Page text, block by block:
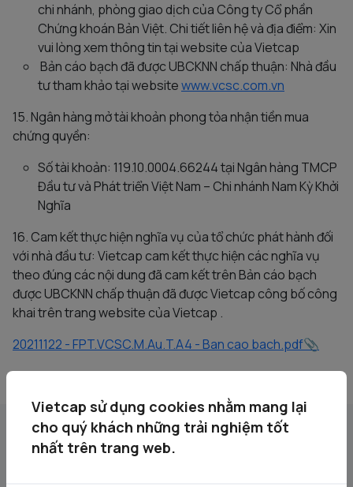
chi nhánh, phòng giao dịch của Công ty Cổ phần
Chứng khoán Bản Việt. Chi tiết liên hệ và địa điểm: Xin
vui lòng xem thông tin tại website của Vietcap
Bản cáo bạch đã được UBCKNN chấp thuận: Nhà đầu
tư tham khảo tại websitewww.vcsc.com.vn
15. Ngân hàng mở tài khoản phong tỏa nhận tiền mua
chứng quyền:
Số tài khoản: 119.10.0004.66244 tại Ngân hàng TMCP
Đầu tư và Phát triển Việt Nam – Chi nhánh Nam Kỳ Khởi
Nghĩa
16. Cam kết thực hiện nghĩa vụ của tổ chức phát hành đối
với nhà đầu tư: Vietcap cam kết thực hiện các nghĩa vụ
theo đúng các nội dung đã cam kết trên Bản cáo bạch
được UBCKNN chấp thuận đã được Vietcap công bố công
khai trên trang website của Vietcap .
20211122 - FPT.VCSC.M.Au.T.A4 - Ban cao bach.pdf
Tin liên quan
Vietcap sử dụng cookies nhằm mang lại
cho quý khách những trải nghiệm tốt
nhất trên trang web.